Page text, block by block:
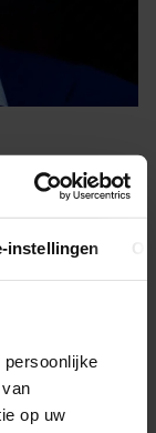
instellingen
op uw